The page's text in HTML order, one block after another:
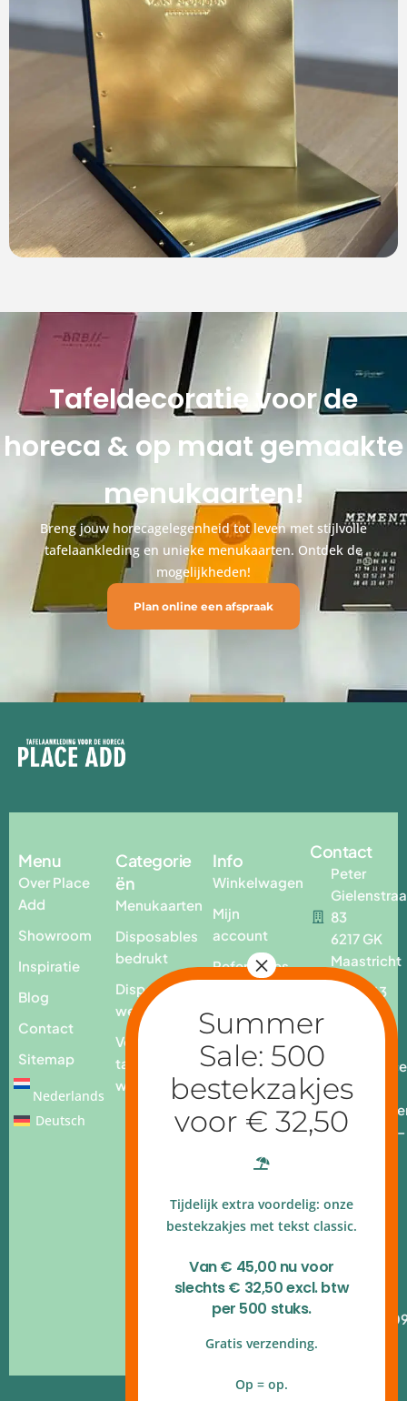
Tafeldecoratie voor de
horeca & op maat gemaakte
menukaarten!
Breng jouw horecagelegenheid tot leven met stijlvolle
tafelaankleding en unieke menukaarten. Ontdek de
mogelijkheden!
Plan online een afspraak
Menu
Over Place
Add
Showroom
Inspiratie
Blog
Contact
Sitemap
Nederlands
Deutsch
Categorie
ën
Menukaarten
Disposables
bedrukt
Disposables
webshop
Voor op
tafel
webshop
Info
Winkelwagen
Mijn
account
Referenties
Contact
Peter
83
6217 GK
Maastricht
T. +31 43
3259232
add.nl
Ma - vr: 9.00 –
Google
reviews
140.54.790
B.T.W.nr
Tijdelijk extra voordelig: onze
bestekzakjes met tekst classic.
Van € 45,00 nu voor
slechts € 32,50 excl. btw
per 500 stuks.
Gratis verzending.
Op = op.